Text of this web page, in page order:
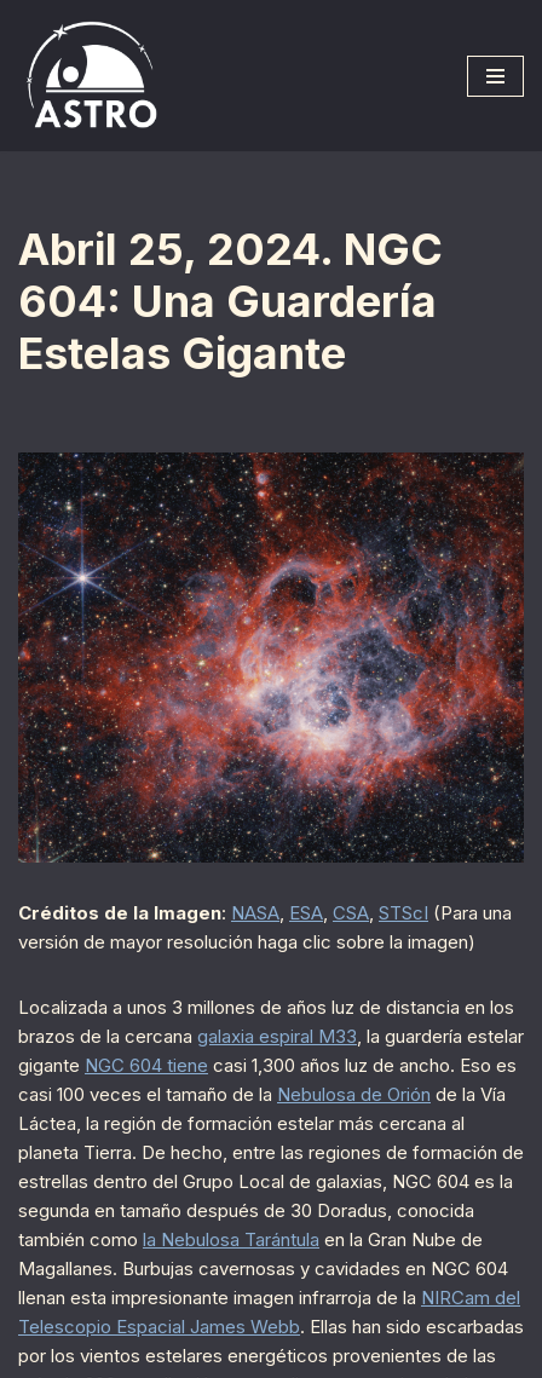
Saltar
al
contenido
Abril 25, 2024. NGC
604: Una Guardería
Estelas Gigante
Créditos de la Imagen: NASA, ESA, CSA, STScI (Para una
versión de mayor resolución haga clic sobre la imagen)
Localizada a unos 3 millones de años luz de distancia en los
brazos de la cercana galaxia espiral M33, la guardería estelar
gigante NGC 604 tiene casi 1,300 años luz de ancho. Eso es
casi 100 veces el tamaño de la Nebulosa de Orión de la Vía
Láctea, la región de formación estelar más cercana al
planeta Tierra. De hecho, entre las regiones de formación de
estrellas dentro del Grupo Local de galaxias, NGC 604 es la
segunda en tamaño después de 30 Doradus, conocida
también como la Nebulosa Tarántula en la Gran Nube de
Magallanes. Burbujas cavernosas y cavidades en NGC 604
llenan esta impresionante imagen infrarroja de la NIRCam del
Telescopio Espacial James Webb. Ellas han sido escarbadas
por los vientos estelares energéticos provenientes de las